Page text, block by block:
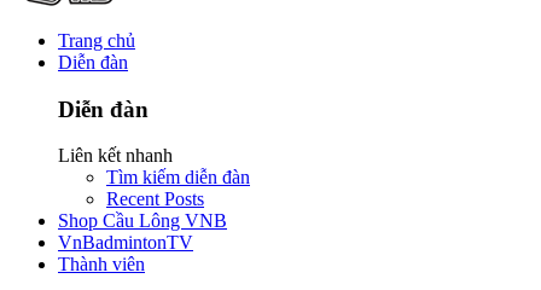
Trang chủ
Diễn đàn
Diễn đàn
Liên kết nhanh
Tìm kiếm diễn đàn
Recent Posts
Shop Cầu Lông VNB
VnBadmintonTV
Thành viên